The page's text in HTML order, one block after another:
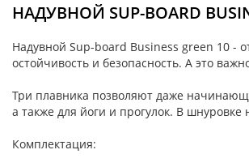
НАДУВНОЙ SUP-BOARD
Надувной Sup-board Business green 10 -
остойчивость и безопасность. А это
Три плавника позволяют даже
а также для йоги и прогулок. В
Комплектация: